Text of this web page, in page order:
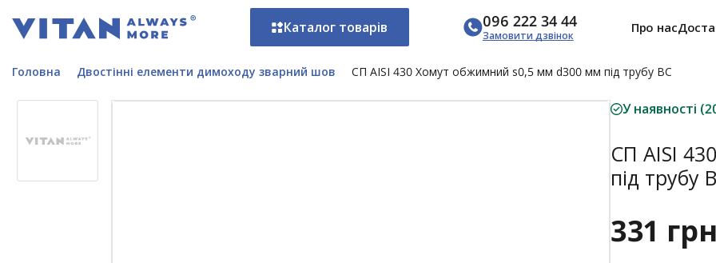
Каталог товарів 096 222 34 44
Замовити дзвінок
Про нас
Головна Двостінні елементи димоходу зварний шов СП AISI 430 Хомут обжимний s0,5 мм d300 мм під трубу ВС
У наявності
СП AISI
під трубу
331 грн